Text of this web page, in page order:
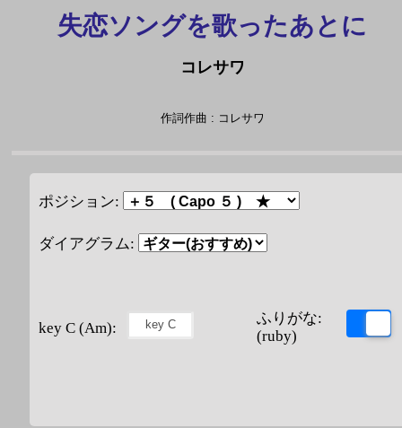
失恋ソングを歌ったあとに
コレサワ
作詞作曲 : コレサワ
ポジション:
ダイアグラム:
key C (Am):
ふりがな:
(ruby)